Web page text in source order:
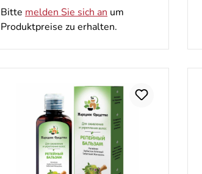
Bitte melden Sie sich an um
Produktpreise zu erhalten.